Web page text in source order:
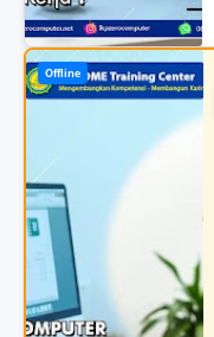
Offline